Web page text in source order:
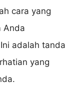
cara yang
Anda
adalah tanda
yang